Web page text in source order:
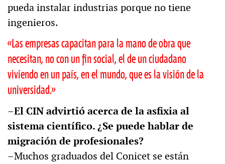
pueda instalar industrias porque no tiene
ingenieros.
«Las empresas capacitan para la mano de obra que
necesitan, no con un fin social, el de un ciudadano
viviendo en un país, en el mundo, que es la visión de la
universidad.»
–El CIN advirtió acerca de la asfixia al
sistema científico. ¿Se puede hablar de
migración de profesionales?
–Muchos graduados del Conicet se están